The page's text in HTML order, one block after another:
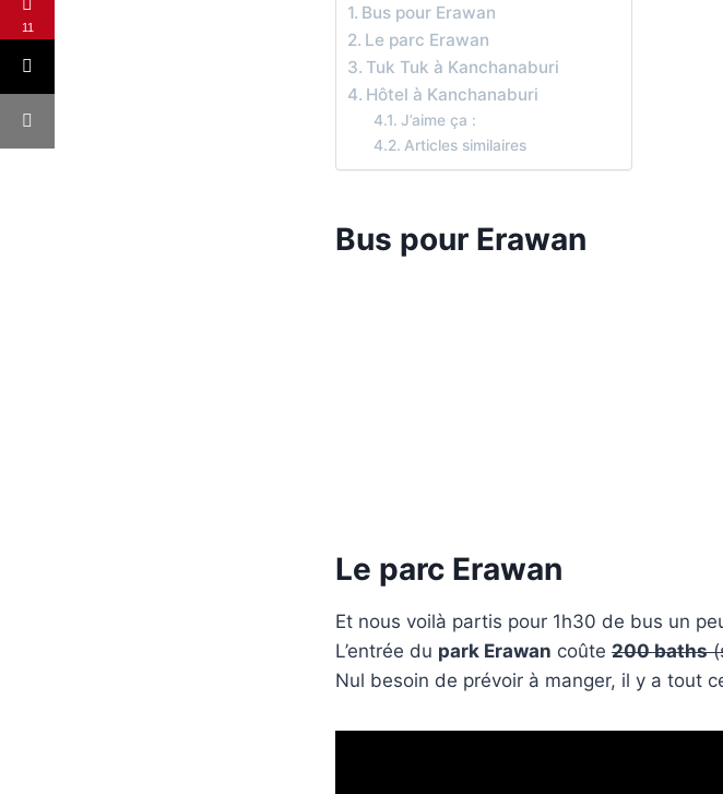
Bus pour Erawan
Le parc Erawan
Tuk Tuk à Kanchanaburi
Hôtel à Kanchanaburi
J’aime ça :
Articles similaires
Bus pour Erawan
Le parc Erawan
Et nous voilà partis pour 1h30 de bus un
L’entrée du park Erawan coûte 200 baths
Nul besoin de prévoir à manger, il y a tout
11